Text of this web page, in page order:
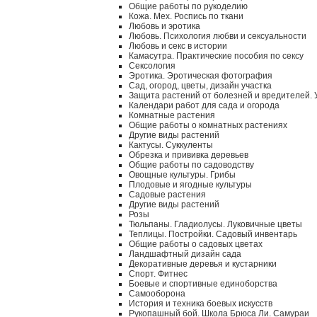
Общие работы по рукоделию
Кожа. Мех. Роспись по ткани
Любовь и эротика
Любовь. Психология любви и сексуальности
Любовь и секс в истории
Камасутра. Практические пособия по сексу
Сексология
Эротика. Эротическая фотография
Сад, огород, цветы, дизайн участка
Защита растений от болезней и вредителей.
Календари работ для сада и огорода
Комнатные растения
Общие работы о комнатных растениях
Другие виды растений
Кактусы. Суккуленты
Обрезка и прививка деревьев
Общие работы по садоводству
Овощные культуры. Грибы
Плодовые и ягодные культуры
Садовые растения
Другие виды растений
Розы
Тюльпаны. Гладиолусы. Луковичные цветы
Теплицы. Постройки. Садовый инвентарь
Общие работы о садовых цветах
Ландшафтный дизайн сада
Декоративные деревья и кустарники
Спорт. Фитнес
Боевые и спортивные единоборства
Самооборона
История и техника боевых искусств
Рукопашный бой. Школа Брюса Ли. Самураи